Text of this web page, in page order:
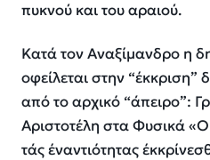
πυκνού και του αραιού.
Κατά τον Αναξίμανδρο η
οφείλεται στην
από το αρχικό “άπειρο”:
Αριστοτέλη στα Φυσικά
τάς έναντιότητας